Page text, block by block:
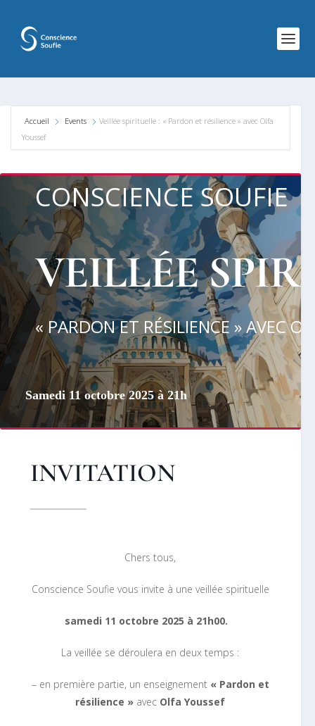
Accueil Events
Veillée spirituelle : « Pardon et résilience » avec Olfa
Youssef
CONSCIENCE SOUFIE
VEILLÉE
« PARDON ET RÉSILIENCE » AVEC
Samedi 11 octobre 2025 à 21h
INVITATION
Chers tous,
Conscience Soufie vous invite à une veillée spirituelle
samedi 11 octobre 2025 à 21h00.
La veillée se déroulera en deux temps :
– en première partie, un enseignement « Pardon et
résilience » avec Olfa Youssef